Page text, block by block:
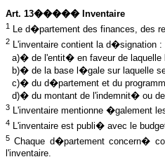
Art. 13����� Inventaire
1 Le d�partement des finances, des
2 L'inventaire contient la d�signation :
a)� de l'entit� en faveur de
b)� de la base l�gale sur laquelle
c)� du d�partement et du
d)� du montant de l'indemnit� ou
3 L'inventaire mentionne �galement
4 L'inventaire est publi� avec le
5 Chaque d�partement concern�
l'inventaire.